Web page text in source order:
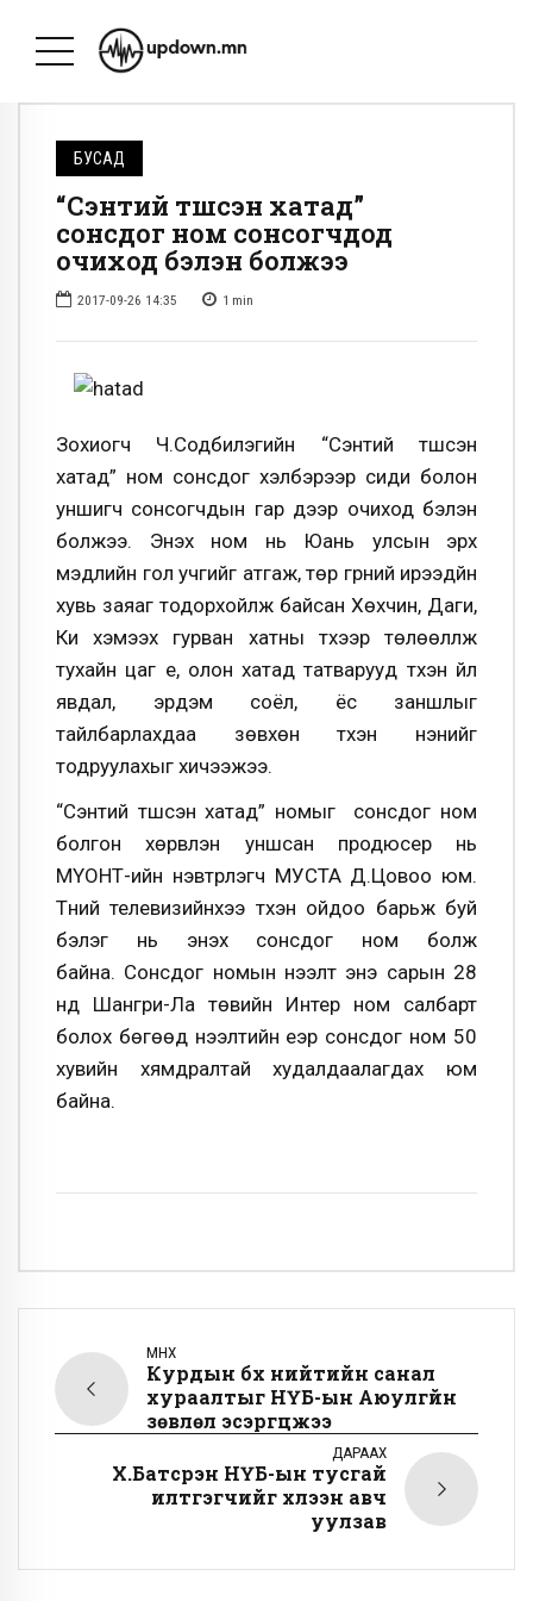
БУСАД
“Сэнтий түшсэн хатад”
сонсдог ном сонсогчдод
очиход бэлэн болжээ
2017-09-26 14:35 1 min
Зохиогч Ч.Содбилэгийн “Сэнтий түшсэн
хатад” ном сонсдог хэлбэрээр сиди болон
уншигч сонсогчдын гар дээр очиход бэлэн
болжээ. Энэхүү ном нь Юань улсын эрх
мэдлийн гол учгийг атгаж, төр гүрний ирээдүйн
хувь заяаг тодорхойлж байсан Хөхчин, Даги,
Ки хэмээх гурван хатны түүхээр төлөөлүүлж
тухайн цаг үе, олон хатад татварууд түүхэн үйл
явдал, эрдэм соёл, ёс заншлыг
тайлбарлахдаа зөвхөн түүхэн үнэнийг
тодруулахыг хичээжээ.
“Сэнтий түшсэн хатад” номыг сонсдог ном
болгон хөрвүүлэн уншсан продюсер нь
МҮОНТ-ийн нэвтрүүлэгч МУСТА Д.Цовоо юм.
Түүний телевизийнхээ түүхэн ойдоо барьж буй
бэлэг нь энэхүү сонсдог ном болж
байна. Сонсдог номын нээлт энэ сарын 28
нд Шангри-Ла төвийн Интер ном салбарт
болох бөгөөд нээлтийн үеэр сонсдог ном 50
хувийн хямдралтай худалдаалагдах юм
байна.
ӨМНӨХ
Курдын бүх нийтийн санал
хураалтыг НҮБ-ын Аюулгүйн
зөвлөл эсэргүүцжээ
ДАРААХ
Х.Батсүрэн НҮБ-ын тусгай
илтгэгчийг хүлээн авч
уулзав